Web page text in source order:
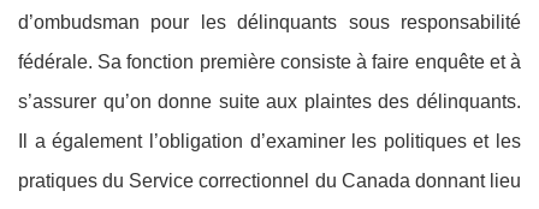
d’ombudsman pour les délinquants sous responsabilité
fédérale. Sa fonction première consiste à faire enquête et à
s’assurer qu’on donne suite aux plaintes des délinquants.
Il a également l’obligation d’examiner les politiques et les
pratiques du Service correctionnel du Canada donnant lieu